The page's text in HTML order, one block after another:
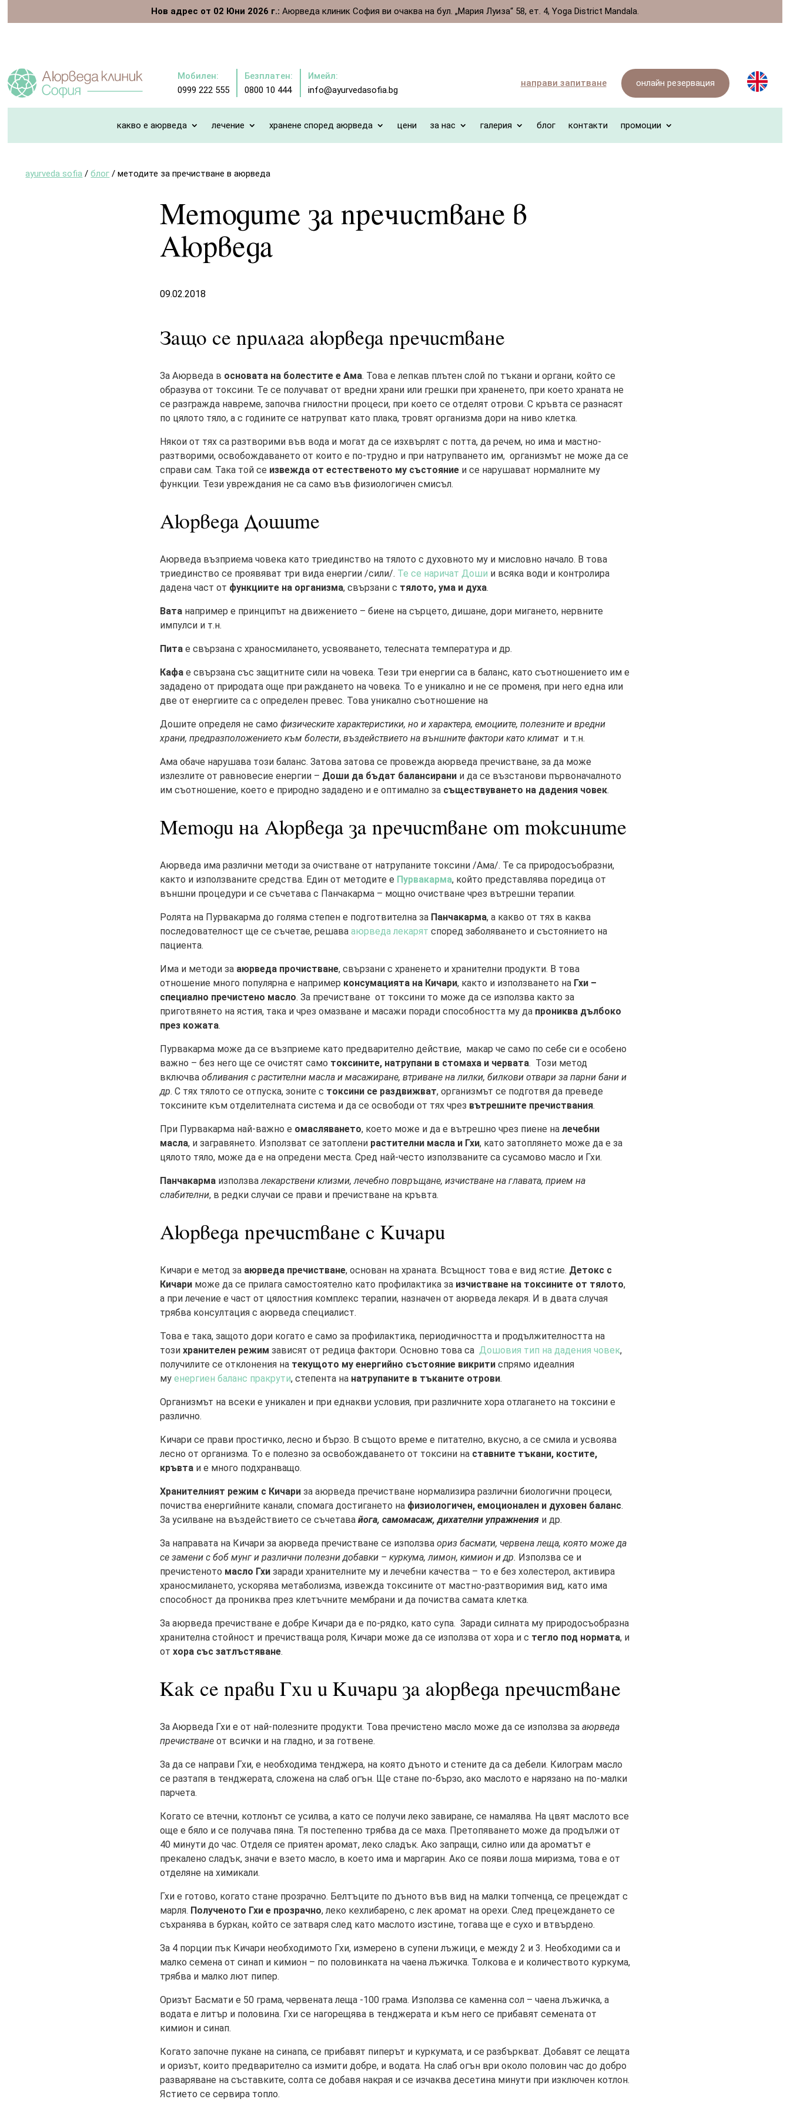
Нов адрес от 02 Юни 2026 г.: Аюрведа клиник София ви очаква на бул. „Мария Луиза“ 58, ет. 4, Yoga District Mandala.
Мобилен:
0999 222 555
Безплатен:
0800 10 444
Имейл:
info@ayurvedasofia.bg
направи запитване онлайн резервация
какво е аюрведа лечение хранене според аюрведа цени за нас галерия блог контакти промоции
ayurveda sofia /блог /методите за пречистване в аюрведа
Методите за пречистване в
Аюрведа
09.02.2018
Защо се прилага аюрведа пречистване
За Аюрведа в основата на болестите е Ама. Това е лепкав плътен слой по тъкани и органи, който се
образува от токсини. Те се получават от вредни храни или грешки при храненето, при което храната не
се разгражда навреме, започва гнилостни процеси, при което се отделят отрови. С кръвта се разнасят
по цялото тяло, а с годините се натрупват като плака, тровят организма дори на ниво клетка.
Някои от тях са разтворими във вода и могат да се изхвърлят с потта, да речем, но има и мастно-
разтворими, освобождаването от които е по-трудно и при натрупването им, организмът не може да се
справи сам. Така той се извежда от естественото му състояниеи се нарушават нормалните му
функции. Тези увреждания не са само във физиологичен смисъл.
Аюрведа Дошите
Аюрведа възприема човека като триединство на тялото с духовното му и мисловно начало. В това
триединство се проявяват три вида енергии /сили/. Те се наричат Доши и всяка води и контролира
дадена част от функциите на организма, свързани с тялото, ума и духа.
Ватанапример е принципът на движението – биене на сърцето, дишане, дори мигането, нервните
импулси и т.н.
Питае свързана с храносмилането, усвояването, телесната температура и др.
Кафае свързана със защитните сили на човека. Тези три енергии са в баланс, като съотношението им е
зададено от природата още при раждането на човека. То е уникално и не се променя, при него една или
две от енергиите са с определен превес. Това уникално съотношение на
Дошите определя не само физическите характеристики, но и характера, емоциите, полезните и вредни
храни, предразположението към болести, въздействието на външните фактори като климати т.н.
Ама обаче нарушава този баланс. Затова затова се провежда аюрведа пречистване, за да може
излезлите от равновесие енергии – Доши да бъдат балансирании да се възстанови първоначалното
им съотношение, което е природно зададено и е оптимално за съществуването на дадения човек.
Методи на Аюрведа за пречистване от токсините
Аюрведа има различни методи за очистване от натрупаните токсини /Ама/. Те са природосъобразни,
както и използваните средства. Един от методите е Пурвакарма, който представлява поредица от
външни процедури и се съчетава с Панчакарма – мощно очистване чрез вътрешни терапии.
Ролята на Пурвакарма до голяма степен е подготвителна за Панчакарма, а какво от тях в каква
последователност ще се съчетае, решава аюрведа лекарят според заболяването и състоянието на
пациента.
Има и методи за аюрведа прочистване, свързани с храненето и хранителни продукти. В това
отношение много популярна е например консумацията на Кичари, както и използването на Гхи –
специално пречистено масло. За пречистване от токсини то може да се използва както за
приготвянето на ястия, така и чрез омазване и масажи поради способността му да прониква дълбоко
през кожата.
Пурвакарма може да се възприеме като предварително действие, макар че само по себе си е особено
важно – без него ще се очистят само токсините, натрупани в стомаха и червата. Този метод
включва обливания с растителни масла и масажиране, втриване на лилки, билкови отвари за парни бани и
др. С тях тялото се отпуска, зоните с токсини се раздвижват, организмът се подготвя да преведе
токсините към отделителната система и да се освободи от тях чрез вътрешните пречиствания.
При Пурвакарма най-важно е омасляването, което може и да е вътрешно чрез пиене на лечебни
масла, и загравянето. Използват се затоплени растителни масла и Гхи, като затоплянето може да е за
цялото тяло, може да е на опредени места. Сред най-често използваните са сусамово масло и Гхи.
Панчакармаизползвалекарствени клизми, лечебно повръщане, изчистване на главата, прием на
слабителни, в редки случаи се прави и пречистване на кръвта.
Аюрведа пречистване с Кичари
Кичари е метод за аюрведа пречистване, основан на храната. Всъщност това е вид ястие. Детокс с
Кичариможе да се прилага самостоятелно като профилактика за изчистване на токсините от тялото,
а при лечение е част от цялостния комплекс терапии, назначен от аюрведа лекаря. И в двата случая
трябва консултация с аюрведа специалист.
Това е така, защото дори когато е само за профилактика, периодичността и продължителността на
този хранителен режим зависят от редица фактори. Основно това са Дошовия тип на дадения човек,
получилите се отклонения на текущото му енергийно състояние викритиспрямо идеалния
му енергиен баланс пракрути, степента на натрупаните в тъканите отрови.
Организмът на всеки е уникален и при еднакви условия, при различните хора отлагането на токсини е
различно.
Кичари се прави простичко, лесно и бързо. В същото време е питателно, вкусно, а се смила и усвоява
лесно от организма. То е полезно за освобождаването от токсини на ставните тъкани, костите,
кръвтаи е много подхранващо.
Хранителният режим с Кичариза аюрведа пречистване нормализира различни биологични процеси,
почиства енергийните канали, спомага достигането на физиологичен, емоционален и духовен баланс.
За усилване на въздействието се съчетава йога, самомасаж, дихателни упражненияи др.
За направата на Кичари за аюрведа пречистване се използва ориз басмати, червена леща, която може да
се замени с боб мунг и различни полезни добавки – куркума, лимон, кимион и др. Използва се и
пречистеното масло Гхизаради хранителните му и лечебни качества – то е без холестерол, активира
храносмилането, ускорява метаболизма, извежда токсините от мастно-разтворимия вид, като има
способност да прониква през клетъчните мембрани и да почиства самата клетка.
За аюрведа пречистване е добре Кичари да е по-рядко, като супа. Заради силната му природосъобразна
хранителна стойност и пречистваща роля, Кичари може да се използва от хора и с тегло под нормата, и
от хора със затлъстяване.
Как се прави Гхи и Кичари за аюрведа пречистване
За Аюрведа Гхи е от най-полезните продукти. Това пречистено масло може да се използва за аюрведа
пречистванеот всички и на гладно, и за готвене.
За да се направи Гхи, е необходима тенджера, на която дъното и стените да са дебели. Килограм масло
се разтапя в тенджерата, сложена на слаб огън. Ще стане по-бързо, ако маслото е нарязано на по-малки
парчета.
Когато се втечни, котлонът се усилва, а като се получи леко завиране, се намалява. На цвят маслото все
още е бяло и се получава пяна. Тя постепенно трябва да се маха. Претопяването може да продължи от
40 минути до час. Отделя се приятен аромат, леко сладък. Ако запращи, силно или да ароматът е
прекалено сладък, значи е взето масло, в което има и маргарин. Ако се появи лоша миризма, това е от
отделяне на химикали.
Гхи е готово, когато стане прозрачно. Белтъците по дъното във вид на малки топченца, се прецеждат с
марля. Полученото Гхи е прозрачно, леко кехлибарено, с лек аромат на орехи. След прецеждането се
съхранява в буркан, който се затваря след като маслото изстине, тогава ще е сухо и втвърдено.
За 4 порции пък Кичари необходимото Гхи, измерено в супени лъжици, е между 2 и 3. Необходими са и
малко семена от синап и кимион – по половинката на чаена лъжичка. Толкова е и количеството куркума,
трябва и малко лют пипер.
Оризът Басмати е 50 грама, червената леща -100 грама. Използва се каменна сол – чаена лъжичка, а
водата е литър и половина. Гхи се нагорещява в тенджерата и към него се прибавят семената от
кимион и синап.
Когато започне пукане на синапа, се прибавят пиперът и куркумата, и се разбъркват. Добавят се лещата
и оризът, които предварително са измити добре, и водата. На слаб огън ври около половин час до добро
разваряване на съставките, солта се добавя накрая и се изчаква десетина минути при изключен котлон.
Ястието се сервира топло.